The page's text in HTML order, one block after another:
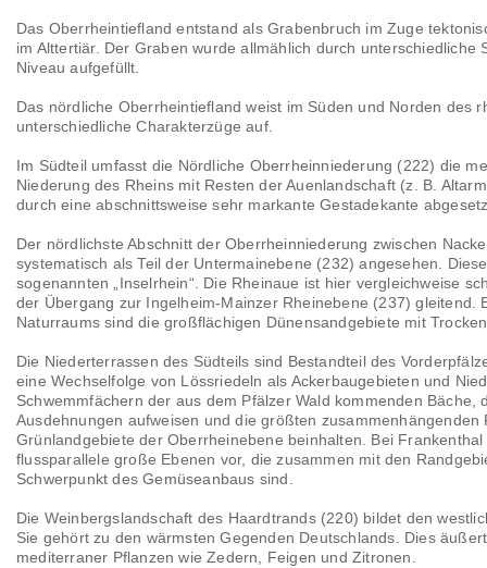
Glossar
Das Oberrheintiefland entstand als Grabenbruch im Zuge
im Alttertiär. Der Graben wurde allmählich durch unterschiedliche
Niveau aufgefüllt.
Das nördliche Oberrheintiefland weist im Süden und Norden des
unterschiedliche Charakterzüge auf.
Im Südteil umfasst die Nördliche Oberrheinniederung (222) die
Niederung des Rheins mit Resten der Auenlandschaft (z. B.
durch eine abschnittsweise sehr markante Gestadekante
Der nördlichste Abschnitt der Oberrheinniederung zwischen
systematisch als Teil der Untermainebene (232) angesehen.
sogenannten „Inselrhein“. Die Rheinaue ist hier vergleichweise
der Übergang zur Ingelheim-Mainzer Rheinebene (237) gleitend.
Naturraums sind die großflächigen Dünensandgebiete mit
Die Niederterrassen des Südteils sind Bestandteil des
eine Wechselfolge von Lössriedeln als Ackerbaugebieten und
Schwemmfächern der aus dem Pfälzer Wald kommenden Bäche,
Ausdehnungen aufweisen und die größten zusammenhängenden
Grünlandgebiete der Oberrheinebene beinhalten. Bei
flussparallele große Ebenen vor, die zusammen mit den
Schwerpunkt des Gemüseanbaus sind.
Die Weinbergslandschaft des Haardtrands (220) bildet den
Sie gehört zu den wärmsten Gegenden Deutschlands. Dies
mediterraner Pflanzen wie Zedern, Feigen und Zitronen.